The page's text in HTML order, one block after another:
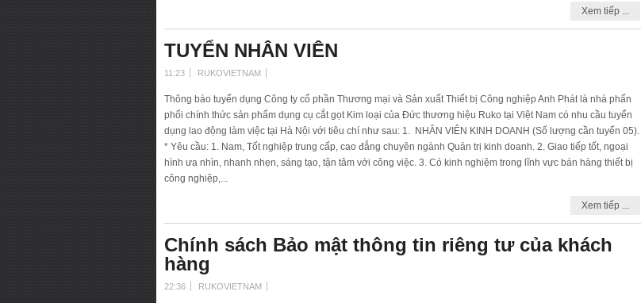
Xem tiếp ...
TUYỂN NHÂN VIÊN
11:23 RUKOVIETNAM
Thông báo tuyển dụng Công ty cổ phần Thương mại và Sản xuất Thiết bị Công nghiệp Anh Phát là nhà phấn
phối chính thức sản phẩm dụng cụ cắt gọt Kim loại của Đức thương hiệu Ruko tại Việt Nam có nhu cầu tuyển
dụng lao động làm việc tại Hà Nội với tiêu chí như sau: 1. NHÂN VIÊN KINH DOANH (Số lượng cần tuyển 05).
* Yêu cầu: 1. Nam, Tốt nghiệp trung cấp, cao đẳng chuyên ngành Quản trị kinh doanh. 2. Giao tiếp tốt, ngoại
hình ưa nhìn, nhanh nhẹn, sáng tạo, tận tâm với công việc. 3. Có kinh nghiệm trong lĩnh vực bán hàng thiết bị
công nghiệp,...
Xem tiếp ...
Chính sách Bảo mật thông tin riêng tư của khách
hàng
22:36 RUKOVIETNAM